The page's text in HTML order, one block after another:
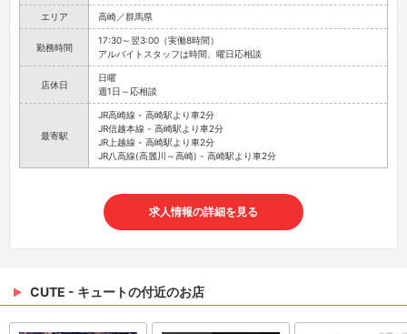
エリア 高崎／群馬県
勤務時間
17:30～翌3:00（実働8時間）
アルバイトスタッフは時間、曜日応相談
店休日
日曜
週1日～応相談
最寄駅
JR高崎線 - 高崎駅より車2分
JR信越本線 - 高崎駅より車2分
JR上越線 - 高崎駅より車2分
JR八高線(高麗川～高崎) - 高崎駅より車2分
求人情報の詳細を見る
CUTE - キュートの付近のお店